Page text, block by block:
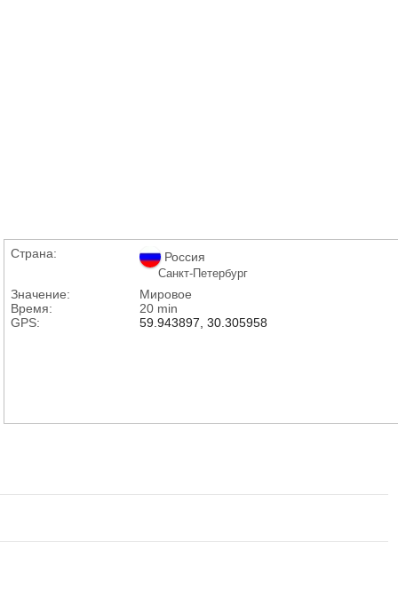
Страна: Россия
Санкт-Петербург
Значение:
Мировое
Время:
20 min
GPS:
59.943897, 30.305958